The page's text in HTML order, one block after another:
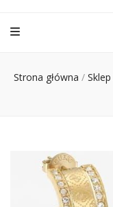
Strona główna / Sklep